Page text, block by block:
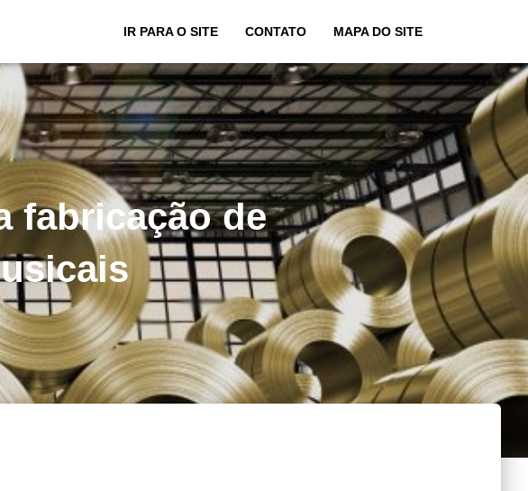
IR PARA O SITE
CONTATO MAPA DO SITE
fabricação de